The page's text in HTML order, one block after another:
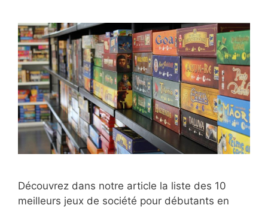
Découvrez dans notre article la liste des 10
meilleurs jeux de société pour débutants en